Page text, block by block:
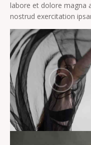
labore et dolore magna
nostrud exercitation